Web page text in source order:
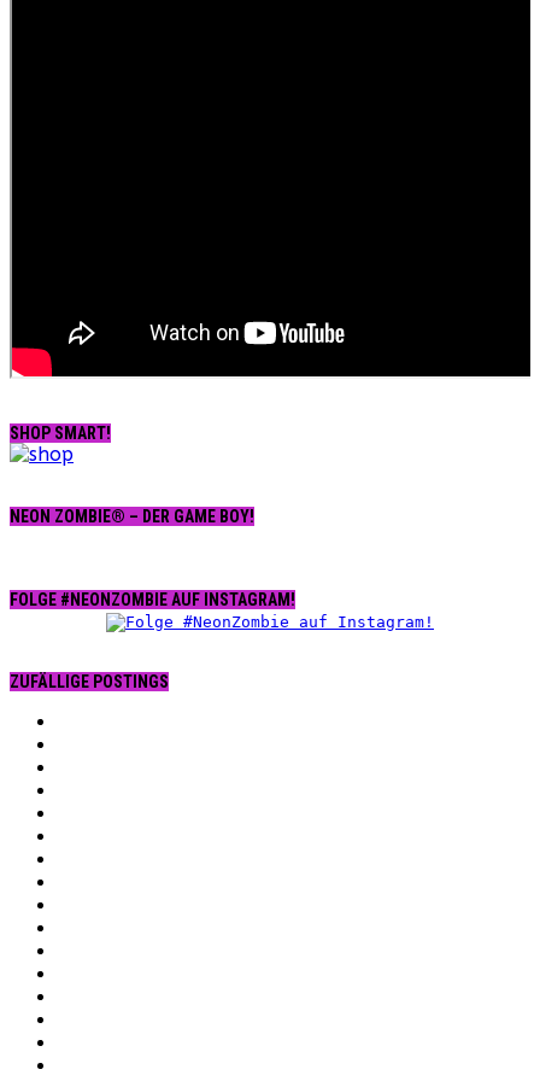
SHOP SMART!
NEON ZOMBIE® – DER GAME BOY!
FOLGE #NEONZOMBIE AUF INSTAGRAM!
ZUFÄLLIGE POSTINGS